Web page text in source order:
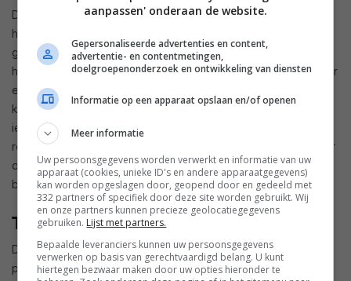
De Filmmaker mode bleek een tikje te koel gekalibreerd, en
had een gamma die meer aansluit bij gamma 2,2 dan het
gebruikelijke 2,4. Daardoor zijn middentinten duidelijk
helderder. Dat maakt het beeld wel wat meer aangepast voor
een doorsnee woonkamer waar wat omgevingslicht is. De
kleurweergave blijft wel gespaard van duidelijke fouten. De
iets te intense blauw en cyaantinten vallen zonder een
referentie ernaast niet op. Er is veel schaduwdetail waardoor
de testscènes uit Harry Potter of The Revenant perfect in
beeld kwamen.
TCL 65C8L - HDR
De C8L toont nogmaals aan dat miniLED-tv’s een hoge
piekhelderheid kunnen hebben. Op het 10%-venster, in
aanpassen' onderaan de website.
Gepersonaliseerde advertenties en content,
advertentie- en contentmetingen,
doelgroepenonderzoek en ontwikkeling van diensten
Informatie op een apparaat opslaan en/of openen
Meer informatie
Uw persoonsgegevens worden verwerkt en informatie van uw
apparaat (cookies, unieke ID's en andere apparaatgegevens)
kan worden opgeslagen door, geopend door en gedeeld met
332 partners of specifiek door deze site worden gebruikt. Wij
en onze partners kunnen precieze geolocatiegegevens
gebruiken. Lijst met partners.
Bepaalde leveranciers kunnen uw persoonsgegevens
verwerken op basis van gerechtvaardigd belang. U kunt
hiertegen bezwaar maken door uw opties hieronder te